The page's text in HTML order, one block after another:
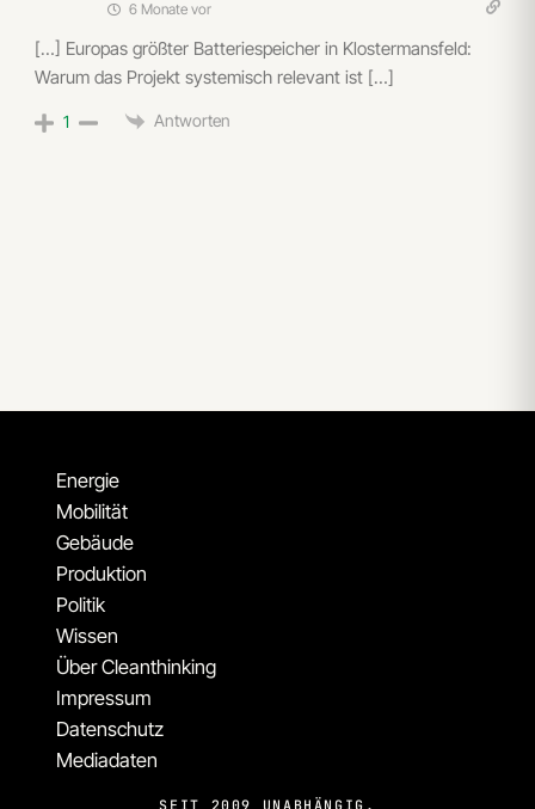
6 Monate vor
[…] Europas größter Batteriespeicher in Klostermansfeld:
Warum das Projekt systemisch relevant ist […]
1 Antworten
Energie
Mobilität
Gebäude
Produktion
Politik
Wissen
Über Cleanthinking
Impressum
Datenschutz
Mediadaten
SEIT 2009 UNABHÄNGIG.